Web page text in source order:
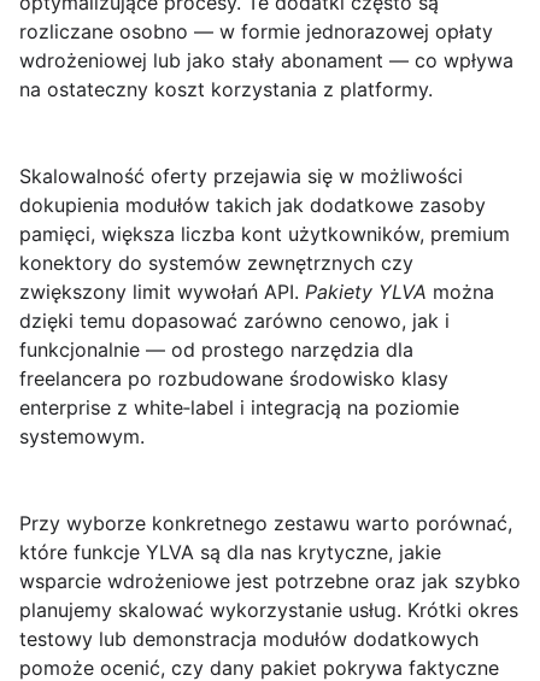
rozliczane osobno — w formie jednorazowej opłaty
wdrożeniowej lub jako stały abonament — co wpływa
na ostateczny koszt korzystania z platformy.
Skalowalność oferty przejawia się w możliwości
dokupienia modułów takich jak dodatkowe zasoby
pamięci, większa liczba kont użytkowników, premium
konektory do systemów zewnętrznych czy
zwiększony limit wywołań API. Pakiety YLVA można
dzięki temu dopasować zarówno cenowo, jak i
funkcjonalnie — od prostego narzędzia dla
freelancera po rozbudowane środowisko klasy
enterprise z white‑label i integracją na poziomie
systemowym.
Przy wyborze konkretnego zestawu warto porównać,
które funkcje YLVA są dla nas krytyczne, jakie
wsparcie wdrożeniowe jest potrzebne oraz jak szybko
planujemy skalować wykorzystanie usług. Krótki okres
testowy lub demonstracja modułów dodatkowych
pomoże ocenić, czy dany pakiet pokrywa faktyczne